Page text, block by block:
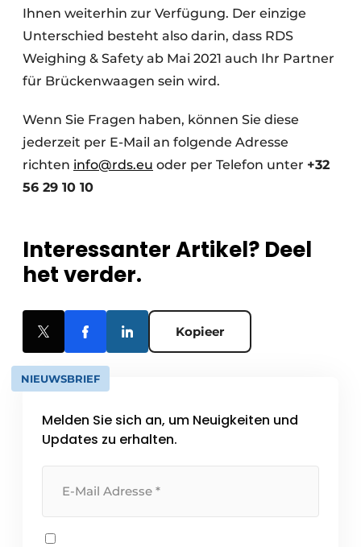
Ihnen weiterhin zur Verfügung. Der einzige
Unterschied besteht also darin, dass RDS
Weighing & Safety ab Mai 2021 auch Ihr Partner
für Brückenwaagen sein wird.
Wenn Sie Fragen haben, können Sie diese
jederzeit per E-Mail an folgende Adresse
richten info@rds.eu oder per Telefon unter +32
56 29 10 10
Interessanter Artikel? Deel
het verder.
Kopieer
NIEUWSBRIEF
Melden Sie sich an, um Neuigkeiten und
Updates zu erhalten.